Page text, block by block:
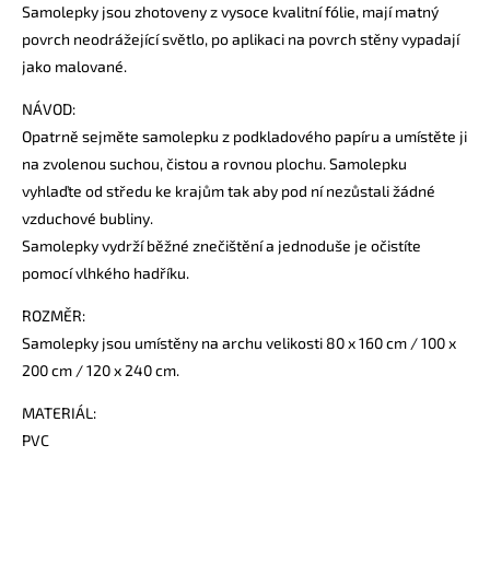
Samolepky jsou zhotoveny z vysoce kvalitní fólie, mají matný
povrch neodrážející světlo, po aplikaci na povrch stěny vypadají
jako malované.
NÁVOD:
Opatrně sejměte samolepku z podkladového papíru a umístěte ji
na zvolenou suchou, čistou a rovnou plochu. Samolepku
vyhlaďte od středu ke krajům tak aby pod ní nezůstali žádné
vzduchové bubliny.
Samolepky vydrží běžné znečištění a jednoduše je očistíte
pomocí vlhkého hadříku.
ROZMĚR:
Samolepky jsou umístěny na archu velikosti 80 x 160 cm / 100 x
200 cm / 120 x 240 cm.
MATERIÁL:
PVC